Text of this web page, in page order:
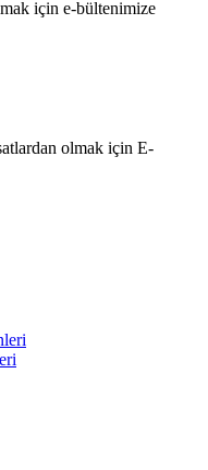
için e-bültenimize
olmak için E-